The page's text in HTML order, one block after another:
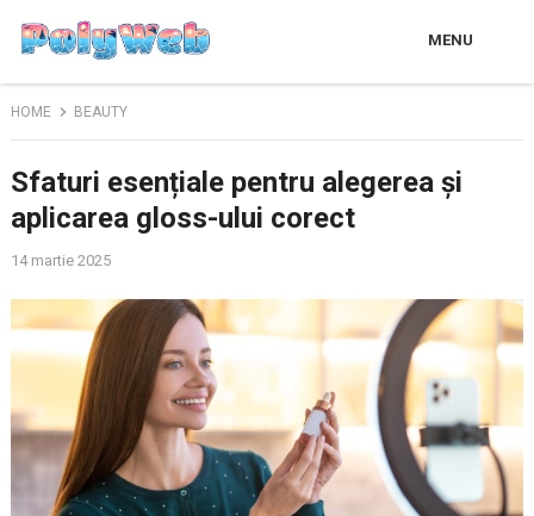
MENU
HOME BEAUTY
Sfaturi esențiale pentru alegerea și
aplicarea gloss-ului corect
14 martie 2025